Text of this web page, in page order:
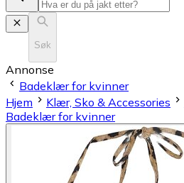
Søk
Annonse
Badeklær for kvinner
Hjem
Klær, Sko & Accessories
Badeklær for kvinner